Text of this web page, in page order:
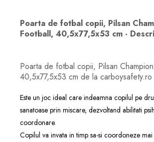
Poarta de fotbal copii, Pilsan
Football, 40,5x77,5x53 cm -
Poarta de fotbal copii, Pilsan
40,5x77,5x53 cm de la carboysafety.ro
Este un joc ideal care indeamna copilul pe
sanatoase prin miscare, dezvoltand abilitati
coordonare.
Copilul va invata in timp sa-si coordoneze